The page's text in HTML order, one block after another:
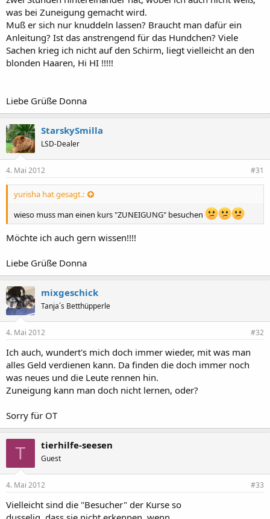
was bei Zuneigung gemacht wird.
Muß er sich nur knuddeln lassen? Braucht man dafür ein
Anleitung? Ist das anstrengend für das Hundchen? Viele
Sachen krieg ich nicht auf den Schirm, liegt vielleicht an den
blonden Haaren, Hi HI !!!!!
Liebe Grüße Donna
StarskySmilla
LSD-Dealer
4. Mai 2012 #31
yurisha hat gesagt.:
wieso muss man einen kurs "ZUNEIGUNG" besuchen
Möchte ich auch gern wissen!!!!
Liebe Grüße Donna
mixgeschick
Tanja´s Betthüpperle
4. Mai 2012 #32
Ich auch, wundert's mich doch immer wieder, mit was man
alles Geld verdienen kann. Da finden die doch immer noch
was neues und die Leute rennen hin.
Zuneigung kann man doch nicht lernen, oder?
Sorry für OT
T tierhilfe-seesen
Guest
4. Mai 2012 #33
Vielleicht sind die "Besucher" der Kurse so